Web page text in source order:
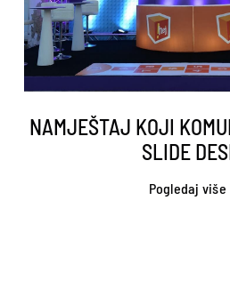
NAMJEŠTAJ KOJI
SLIDE
Pogledaj više